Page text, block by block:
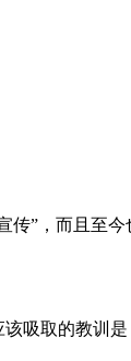
”，而且至今
取的教训